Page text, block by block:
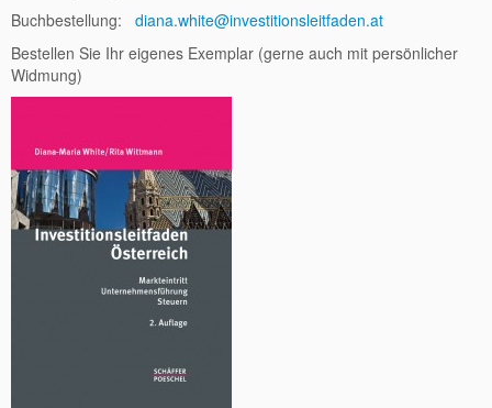
Buchbestellung: diana.white@investitionsleitfaden.at
Bestellen Sie Ihr eigenes Exemplar (gerne auch mit persönlicher
Widmung)